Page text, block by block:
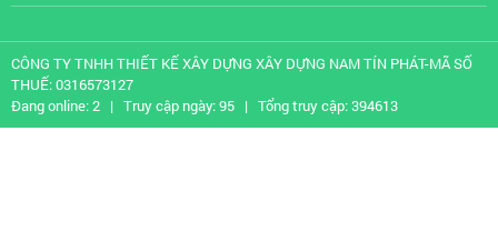
CÔNG TY TNHH THIẾT KẾ XÂY DỰNG XÂY DỰNG NAM TÍN PHÁT-MÃ SỐ
THUẾ: 0316573127
Đang online:2 | Truy cập ngày:95 | Tổng truy cập:394613